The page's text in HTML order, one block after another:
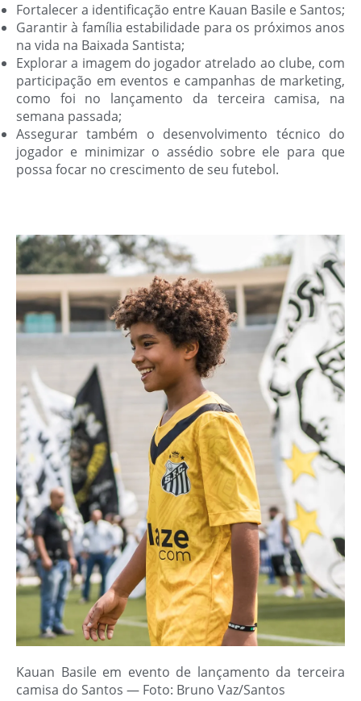
Fortalecer a identificação entre Kauan Basile e Santos;
Garantir à família estabilidade para os próximos anos
na vida na Baixada Santista;
Explorar a imagem do jogador atrelado ao clube, com
participação em eventos e campanhas de marketing,
como foi no lançamento da terceira camisa, na
semana passada;
Assegurar também o desenvolvimento técnico do
jogador e minimizar o assédio sobre ele para que
possa focar no crescimento de seu futebol.
Kauan Basile em evento de lançamento da terceira
camisa do Santos — Foto: Bruno Vaz/Santos